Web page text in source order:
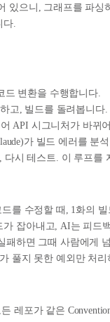
있으니, 그래프를 파싱
다.
드 변환을 수행합니다.
고, 빌드를 돌려봅니다.
API 시그니처가 바뀌
가 빌드 에러를 분석
다시 테스트. 이 루프를
를 수정할 때, 1화의 빌
가 잡아내고, AI는 피드
패하면 그때 사람에게
풀지 못한 예외만 처리
레포가 같은